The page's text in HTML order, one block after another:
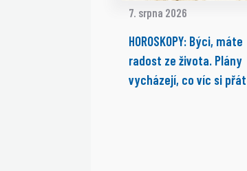
7. srpna 2026
HOROSKOPY: Býci, máte
radost ze života. Plány
vycházejí, co víc si přát